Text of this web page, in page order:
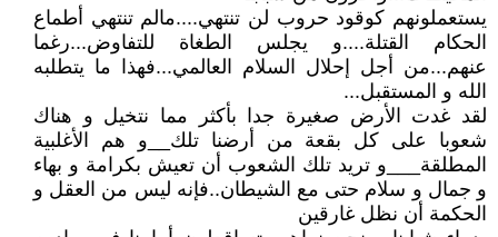
يستعملونهم كوقود حروب لن تنتهي....مالم تنتهي أطماع
الحكام القتلة....و يجلس الطغاة للتفاوض...رغما
عنهم...من أجل إحلال السلام العالمي...فهذا ما يتطلبه
الله و المستقبل...
لقد غدت الأرض صغيرة جدا بأكثر مما نتخيل و هناك
شعوبا على كل بقعة من أرضنا تلك__و هم الأغلبية
المطلقة___و تريد تلك الشعوب أن تعيش بكرامة و بهاء
و جمال و سلام حتى مع الشيطان..فإنه ليس من العقل و
الحكمة أن نظل غارقين